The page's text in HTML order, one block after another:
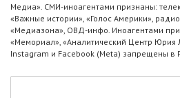
Медиа». СМИ-иноагентами признаны:
«Важные истории», «Голос Америки»,
«Медиазона», ОВД-инфо. Иноагентами
«Мемориал», «Аналитический Центр Юрия
Instagram и Facebook (Metа) запрещены в